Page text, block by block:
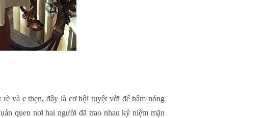
và e thẹn, đây là cơ hội tuyệt vời để hâm nóng
quen nơi hai người đã trao nhau kỷ niệm mặn